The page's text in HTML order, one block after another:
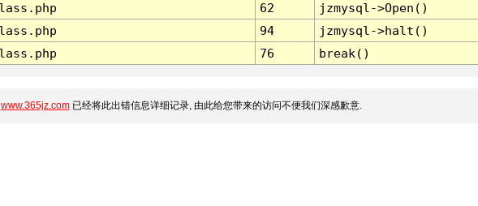
62
jzmysql->Open()
94
jzmysql->halt()
76 break()
www.365jz.com已经将此出错信息详细记录, 由此给您带来的访问不便我们深感歉意.